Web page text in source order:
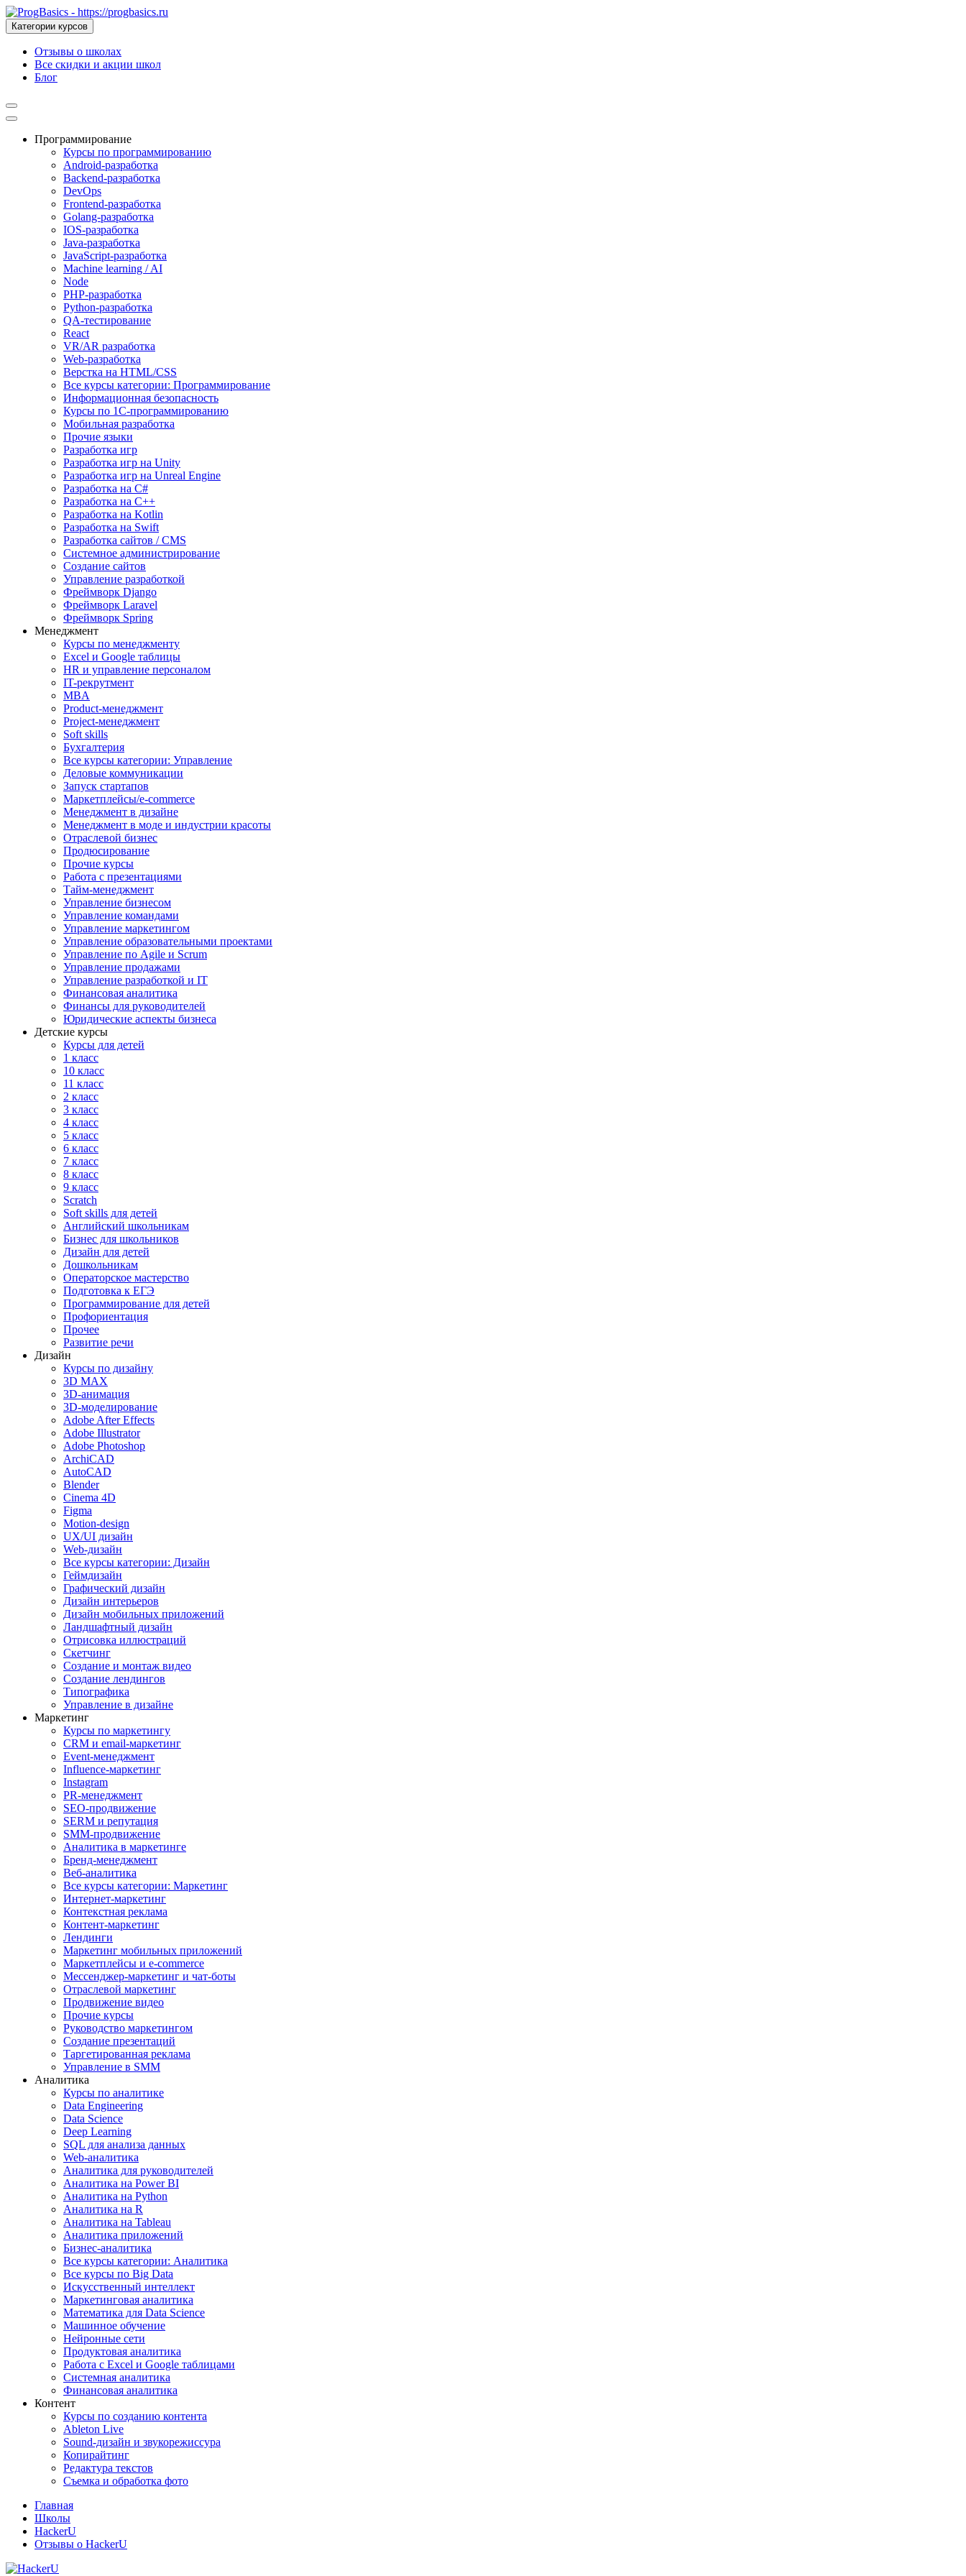
Категории курсов
Отзывы о школах
Все скидки и акции школ
Блог
Программирование
Курсы по программированию
Android-разработка
Backend-разработка
DevOps
Frontend-разработка
Golang-разработка
IOS-разработка
Java-разработка
JavaScript-разработка
Machine learning / AI
Node
PHP-разработка
Python-разработка
QA-тестирование
React
VR/AR разработка
Web-разработка
Верстка на HTML/CSS
Все курсы категории: Программирование
Информационная безопасность
Курсы по 1С-программированию
Мобильная разработка
Прочие языки
Разработка игр
Разработка игр на Unity
Разработка игр на Unreal Engine
Разработка на C#
Разработка на C++
Разработка на Kotlin
Разработка на Swift
Разработка сайтов / CMS
Системное администрирование
Создание сайтов
Управление разработкой
Фреймворк Django
Фреймворк Laravel
Фреймворк Spring
Менеджмент
Курсы по менеджменту
Excel и Google таблицы
HR и управление персоналом
IT-рекрутмент
MBA
Product-менеджмент
Project-менеджмент
Soft skills
Бухгалтерия
Все курсы категории: Управление
Деловые коммуникации
Запуск стартапов
Маркетплейсы/e-commerce
Менеджмент в дизайне
Менеджмент в моде и индустрии красоты
Отраслевой бизнес
Продюсирование
Прочие курсы
Работа с презентациями
Тайм-менеджмент
Управление бизнесом
Управление командами
Управление маркетингом
Управление образовательными проектами
Управление по Agile и Scrum
Управление продажами
Управление разработкой и IT
Финансовая аналитика
Финансы для руководителей
Юридические аспекты бизнеса
Детские курсы
Курсы для детей
1 класс
10 класс
11 класс
2 класс
3 класс
4 класс
5 класс
6 класс
7 класс
8 класс
9 класс
Scratch
Soft skills для детей
Английский школьникам
Бизнес для школьников
Дизайн для детей
Дошкольникам
Операторское мастерство
Подготовка к ЕГЭ
Программирование для детей
Профориентация
Прочее
Развитие речи
Дизайн
Курсы по дизайну
3D MAX
3D-анимация
3D-моделирование
Adobe After Effects
Adobe Illustrator
Adobe Photoshop
ArchiCAD
AutoCAD
Blender
Cinema 4D
Figma
Motion-design
UX/UI дизайн
Web-дизайн
Все курсы категории: Дизайн
Геймдизайн
Графический дизайн
Дизайн интерьеров
Дизайн мобильных приложений
Ландшафтный дизайн
Отрисовка иллюстраций
Скетчинг
Создание и монтаж видео
Создание лендингов
Типографика
Управление в дизайне
Маркетинг
Курсы по маркетингу
CRM и email-маркетинг
Event-менеджмент
Influence-маркетинг
Instagram
PR-менеджмент
SEO-продвижение
SERM и репутация
SMM-продвижение
Аналитика в маркетинге
Бренд-менеджмент
Веб-аналитика
Все курсы категории: Маркетинг
Интернет-маркетинг
Контекстная реклама
Контент-маркетинг
Лендинги
Маркетинг мобильных приложений
Маркетплейсы и e-commerce
Мессенджер-маркетинг и чат-боты
Отраслевой маркетинг
Продвижение видео
Прочие курсы
Руководство маркетингом
Создание презентаций
Таргетированная реклама
Управление в SMM
Аналитика
Курсы по аналитике
Data Engineering
Data Science
Deep Learning
SQL для анализа данных
Web-аналитика
Аналитика для руководителей
Аналитика на Power BI
Аналитика на Python
Аналитика на R
Аналитика на Tableau
Аналитика приложений
Бизнес-аналитика
Все курсы категории: Аналитика
Все курсы по Big Data
Искусственный интеллект
Маркетинговая аналитика
Математика для Data Science
Машинное обучение
Нейронные сети
Продуктовая аналитика
Работа с Excel и Google таблицами
Системная аналитика
Финансовая аналитика
Контент
Курсы по созданию контента
Ableton Live
Sound-дизайн и звукорежиссура
Копирайтинг
Редактура текстов
Съемка и обработка фото
Главная
Школы
HackerU
Отзывы о HackerU